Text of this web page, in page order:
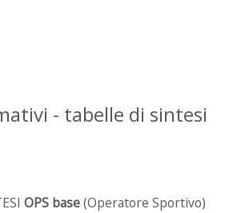
- tabelle di sintesi
OPS base(Operatore Sportivo)